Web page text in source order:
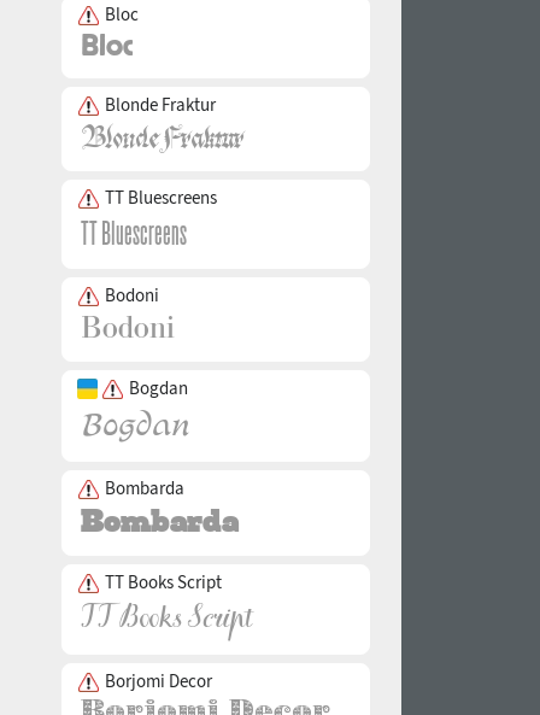
Bloc
Blonde Fraktur
TT Bluescreens
Bodoni
Bogdan
Bombarda
TT Books Script
Borjomi Decor